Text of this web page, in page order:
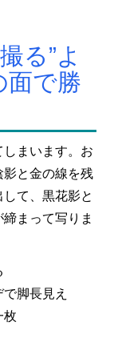
る”よ
面で勝
まいます。お
と金の線を残
て、黒花影と
まって写りま
脚長見え
枚